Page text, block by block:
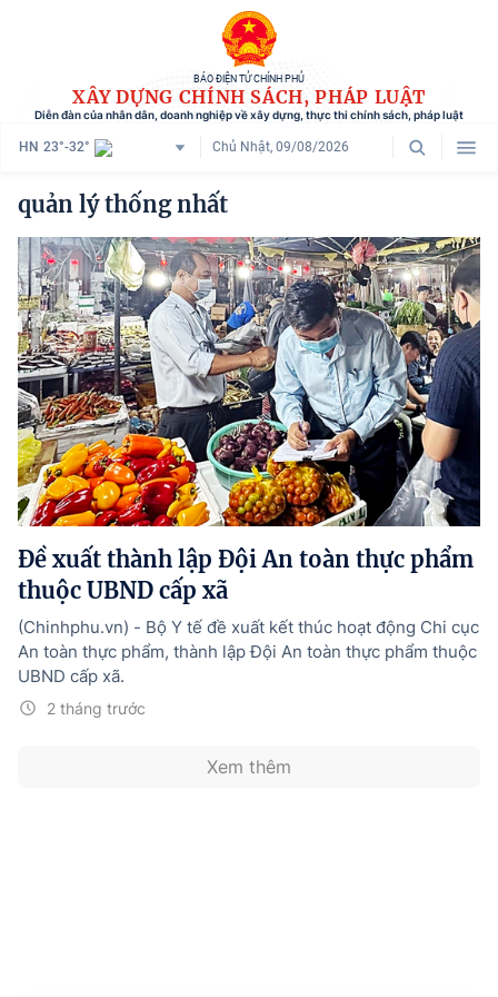
BÁO ĐIỆN TỬ CHÍNH PHỦ
XÂY DỰNG CHÍNH SÁCH, PHÁP LUẬT
Diễn đàn của nhân dân, doanh nghiệp về xây dựng, thực thi chính sách, pháp luật
HN 23°-32° Chủ Nhật, 09/08/2026
Danh mục
Trang chủ
Chính sách mới
Tham vấn chính sách
Người dân góp ý
Doanh nghiệp hiến kế
Chính sách và cuộc sống
Hướng dẫn thực hiện chính sách
Phát triển kinh tế tư nhân và doanh nghiệp dân tộc
Ocop và chuỗi giá trị Nông sản
Kinh tế tư nhân
quản lý thống nhất
Đề xuất thành lập Đội An toàn thực phẩm
thuộc UBND cấp xã
2 tháng trước
(Chinhphu.vn) - Bộ Y tế đề xuất kết thúc hoạt động Chi cục
An toàn thực phẩm, thành lập Đội An toàn thực phẩm thuộc
UBND cấp xã.
Xem thêm